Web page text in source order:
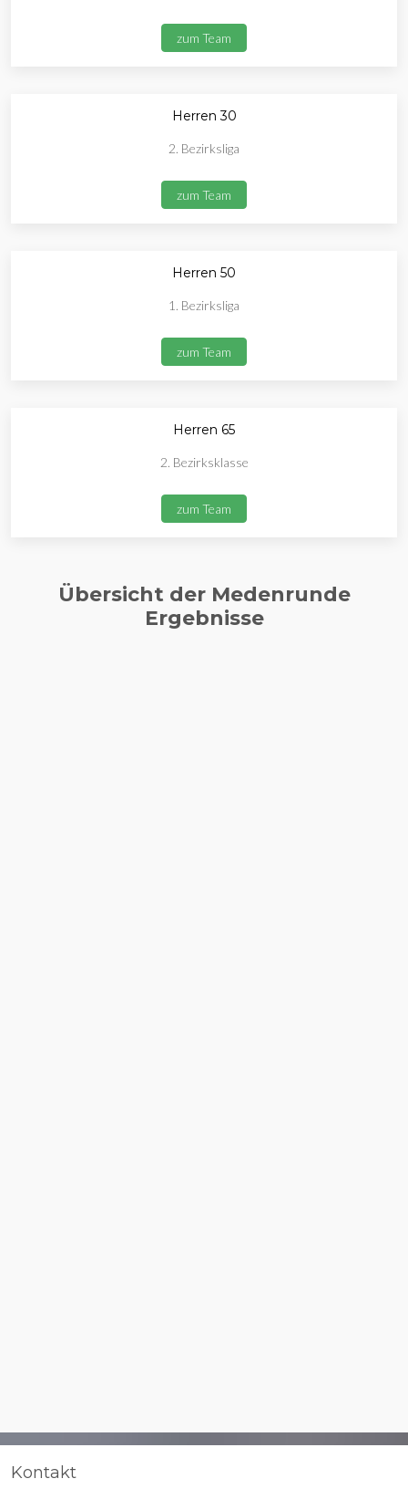
zum Team
Herren 30
2. Bezirksliga
zum Team
Herren 50
1. Bezirksliga
zum Team
Herren 65
2. Bezirksklasse
zum Team
Übersicht der Medenrunde
Ergebnisse
Kontakt